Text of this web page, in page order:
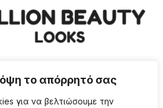
το απόρρητό σας
για να βελτιώσουμε την
ερώτηση ή πληροφορία,
Θα χαρούμε να σας